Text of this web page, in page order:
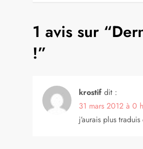
i
g
t
1 avis sur “
!”
krostif dit :
31 mars 2012 à 0
j’aurais plus